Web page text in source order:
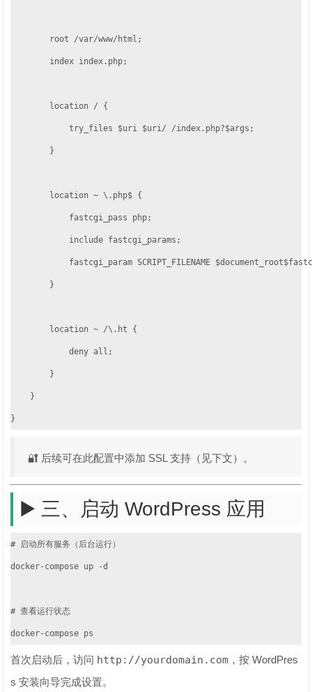
root /var/www/html;
index index.php;
location / {
try_files $uri $uri/ /index.php?$args;
}
location ~ \.php$ {
fastcgi_pass php;
include fastcgi_params;
fastcgi_param SCRIPT_FILENAME
}
location ~ /\.ht {
deny all;
}
}
}
🔐 后续可在此配置中添加 SSL 支持（见下文）。
▶️ 三、启动 WordPress 应用
# 启动所有服务（后台运行）
docker-compose up -d
# 查看运行状态
docker-compose ps
首次启动后，访问 http://yourdomain.com ，按 WordPres
s 安装向导完成设置。